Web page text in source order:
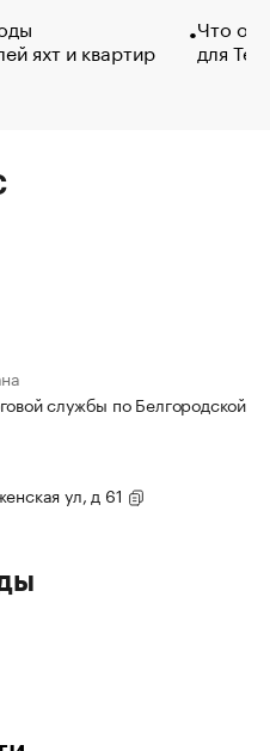
яхт и квартир
Что
для
службы по Белгородской
ул, д 61